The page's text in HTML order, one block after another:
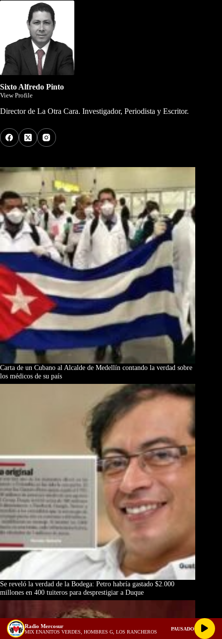
Sixto Alfredo Pinto
View Profile
Director de La Otra Cara. Investigador, Periodista y Escritor.
Carta de un Cubano al Alcalde de Medellín contando la verdad sobre
los médicos de su país
Se reveló la verdad de la Bodega: Petro habría gastado $2.000
millones en 400 tuiteros para desprestigiar a Duque
Radio Mercosur
MIX ENANITOS VERDES, HOMBRES G, LOS RANCHEROS
PAUSADO